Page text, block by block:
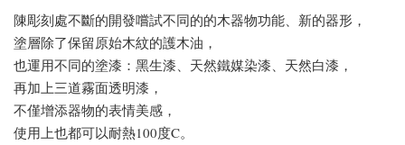
陳彫刻處不斷的開發嚐試不同的的木器物功能、新的器形，
塗層除了保留原始木紋的護木油，
也運用不同的塗漆：黑生漆、天然鐵媒染漆、天然白漆，
再加上三道霧面透明漆，
不僅增添器物的表情美感，
使用上也都可以耐熱100度C。